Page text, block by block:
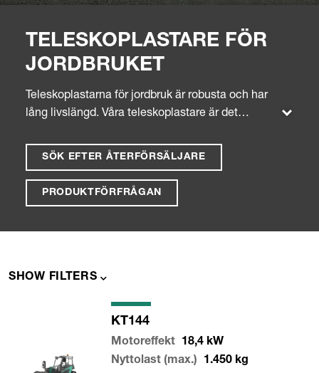
TELESKOPLASTARE FÖR
JORDBRUKET
Teleskoplastarna för jordbruk är robusta och har
lång livslängd. Våra teleskoplastare är det
flyttning av material eller utfodring av djur, med
påbyggnadsredskap utförs alla arbeten snabbt
SÖK EFTER ÅTERFÖRSÄLJARE
PRODUKTFÖRFRÅGAN
SHOW FILTERS
KT144
Motoreffekt 18,4 kW
Nyttolast (max.)
1.450 kg